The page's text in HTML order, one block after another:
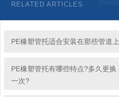
RELATED ARTICLES
PE橡塑管托适合安装在那些管道上
PE橡塑管托有哪些特点?多久更换
一次?